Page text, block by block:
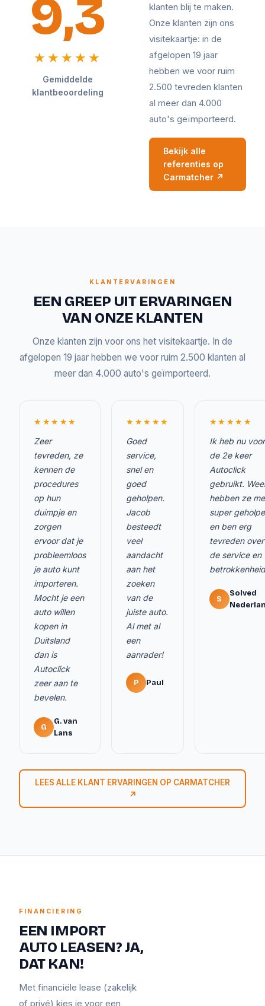
9,3
★★★★★
Gemiddelde
klantbeoordeling
klanten blij te maken.
Onze klanten zijn ons
visitekaartje: in de
afgelopen 19 jaar
hebben we voor ruim
2.500 tevreden klanten
al meer dan 4.000
auto's geïmporteerd.
Bekijk alle
referenties op
Carmatcher ↗
KLANTERVARINGEN
EEN GREEP UIT ERVARINGEN
VAN ONZE KLANTEN
Onze klanten zijn voor ons het visitekaartje. In de
afgelopen 19 jaar hebben we voor ruim 2.500 klanten al
meer dan 4.000 auto's geïmporteerd.
★★★★★
Zeer
tevreden, ze
kennen de
procedures
op hun
duimpje en
zorgen
ervoor dat je
probleemloos
je auto kunt
importeren.
Mocht je een
auto willen
kopen in
Duitsland
dan is
Autoclick
zeer aan te
bevelen.
G
G. van
Lans
★★★★★
Goed
service,
snel en
goed
geholpen.
Jacob
besteedt
veel
aandacht
aan het
zoeken
van de
juiste auto.
Al met al
een
aanrader!
P Paul
★★★★★
Ik heb nu voor
de 2e keer
Autoclick
gebruikt.
hebben ze me
super
en ben erg
tevreden over
de service en
S
Solved
LEES ALLE KLANT ERVARINGEN OP CARMATCHER
↗
FINANCIERING
EEN IMPORT
AUTO LEASEN? JA,
DAT KAN!
Met financiële lease (zakelijk
of privé) kies je voor een